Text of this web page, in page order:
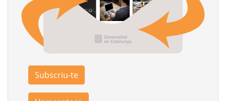
Subscriu-te